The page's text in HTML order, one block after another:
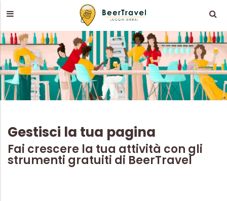
Gestisci la tua pagina
Fai crescere la tua attività con gli
strumenti gratuiti di BeerTravel